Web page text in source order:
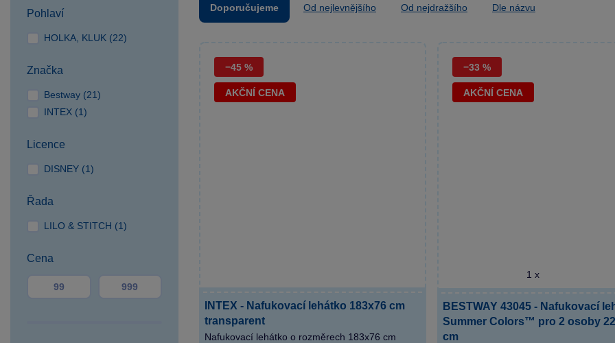
Budějovice NC Géčko
SPEKTRUM
SPARKYS Hradec
Králové
SPARKYS Jihlava
SPARKYS Jindřichův
SPARKYS Karlovy Vary
SPARKYS Klatovy
Plaza
Haná
SPARKYS Opava OC
Breda&Weinstein
Pohlaví
HOLKA, KLUK (22)
Značka
Bestway (21)
INTEX (1)
Licence
DISNEY (1)
Řada
LILO & STITCH (1)
Cena
Doporučujeme Od nejlevnějšího Od nejdražšího Dle názvu
−45 %
AKČNÍ CENA
INTEX - Nafukovací lehátko 183x76 cm
transparent
Nafukovací lehátko o rozměrech 183x76 cm
−33 %
AKČNÍ CENA
1 x
BESTWAY 43045 - Nafukovací
Summer Colors™ pro 2 osoby
cm